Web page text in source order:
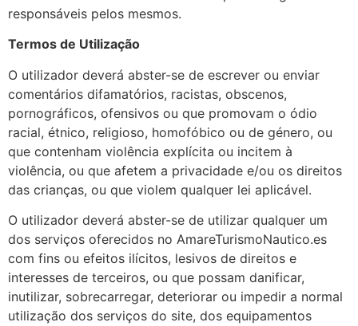
responsáveis ​​pelos mesmos.
Termos de Utilização
O utilizador deverá abster-se de escrever ou enviar
comentários difamatórios, racistas, obscenos,
pornográficos, ofensivos ou que promovam o ódio
racial, étnico, religioso, homofóbico ou de género, ou
que contenham violência explícita ou incitem à
violência, ou que afetem a privacidade e/ou os direitos
das crianças, ou que violem qualquer lei aplicável.
O utilizador deverá abster-se de utilizar qualquer um
dos serviços oferecidos no AmareTurismoNautico.es
com fins ou efeitos ilícitos, lesivos de direitos e
interesses de terceiros, ou que possam danificar,
inutilizar, sobrecarregar, deteriorar ou impedir a normal
utilização dos serviços do site, dos equipamentos